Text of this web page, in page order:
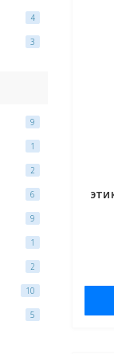
4
3
9
1
2
6
9
1
2
10
5